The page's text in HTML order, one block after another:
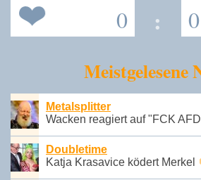
0 : 0
Meistgelesene
Metalsplitter
Wacken reagiert auf "FCK
Doubletime
Katja Krasavice ködert Merkel